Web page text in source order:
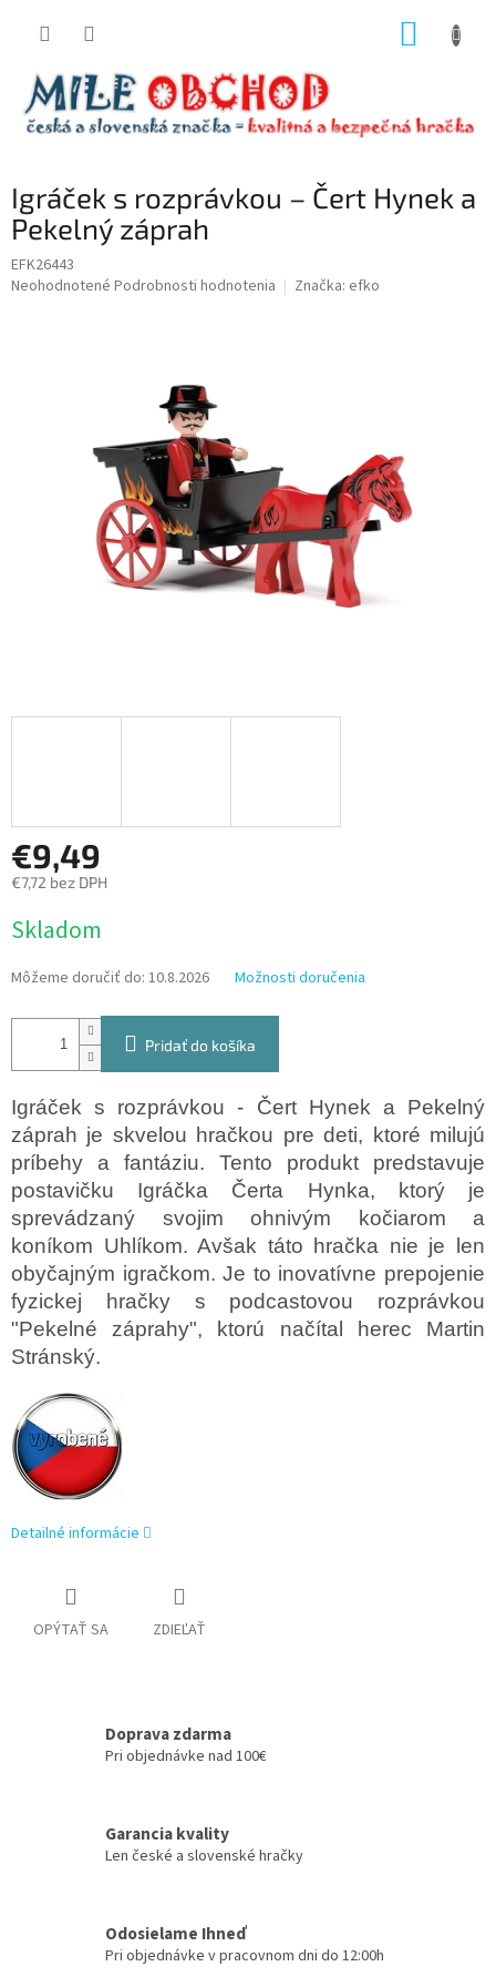
Igráček s rozprávkou – Čert Hynek a
Pekelný záprah
EFK26443
Priemerné
Neohodnotené Podrobnosti hodnotenia Značka: efko
€9,49
€7,72 bez DPH
cena:
Skladom
Môžeme doručiť do: 10.8.2026 Možnosti doručenia
Pridať do košíka
Igráček s rozprávkou - Čert Hynek a Pekelný
záprah je skvelou hračkou pre deti, ktoré milujú
príbehy a fantáziu. Tento produkt predstavuje
postavičku Igráčka Čerta Hynka, ktorý je
sprevádzaný svojim ohnivým kočiarom a
koníkom Uhlíkom. Avšak táto hračka nie je len
obyčajným igračkom. Je to inovatívne prepojenie
fyzickej hračky s podcastovou rozprávkou
"Pekelné záprahy", ktorú načítal herec Martin
Stránský.
Detailné informácie
OPÝTAŤ SA ZDIEĽAŤ
Doprava zdarma
Pri objednávke nad 100€
Garancia kvality
Len české a slovenské hračky
Odosielame Ihneď
Pri objednávke v pracovnom dni do 12:00h